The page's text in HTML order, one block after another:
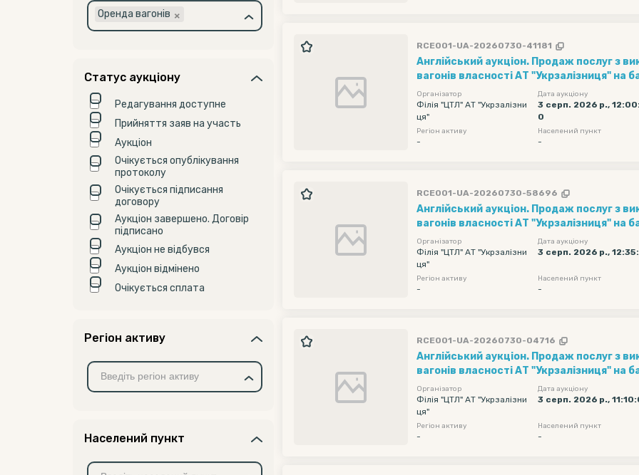
×
Оренда вагонів
Статус аукціону
Редагування доступне
Прийняття заяв на участь
Аукціон
Очікується опублікування
протоколу
Очікується підписання
договору
Аукціон завершено. Договір
підписано
Аукціон не відбувся
Аукціон відмінено
Очікується сплата
Регіон активу
Населений пункт
RCE001-UA-20260730-41181
Англійський аукціон. Продаж послуг з
вагонів власності АТ "Укрзалізниця" на
"Ліски" (1 вагон за 1 добу) рухомий
фітінгова довжиною 40 футів (20 шт) .
реалізації - 2050 грн/вагон на добу без
Навантаження та оформлення
Організатор
Філія "ЦТЛ" АТ "Укрзалізни
ця"
Дата аукціону
3 серп. 2026 р.,
0
Регіон активу
-
Населений пункт
-
RCE001-UA-20260730-58696
Англійський аукціон. Продаж послуг з
вагонів власності АТ "Укрзалізниця" на
"Ліски" (1 вагон за 1 добу) рухомий
фітінгова довжиною 40 футів (20 шт) .
реалізації - 2050 грн/вагон на добу без
Навантаження та оформлення
Організатор
Філія "ЦТЛ" АТ "Укрзалізни
ця"
Дата аукціону
3 серп. 2026 р.,
Регіон активу
-
Населений пункт
-
RCE001-UA-20260730-04716
Англійський аукціон. Продаж послуг з
вагонів власності АТ "Укрзалізниця" на
"Ліски" (1 вагон за 1 добу) рухомий
фітінгова довжиною 40 футів (20 шт) .
реалізації - 2050 грн/вагон на добу без
Навантаження та оформлення
Організатор
Філія "ЦТЛ" АТ "Укрзалізни
ця"
Дата аукціону
3 серп. 2026 р.,
Регіон активу
-
Населений пункт
-